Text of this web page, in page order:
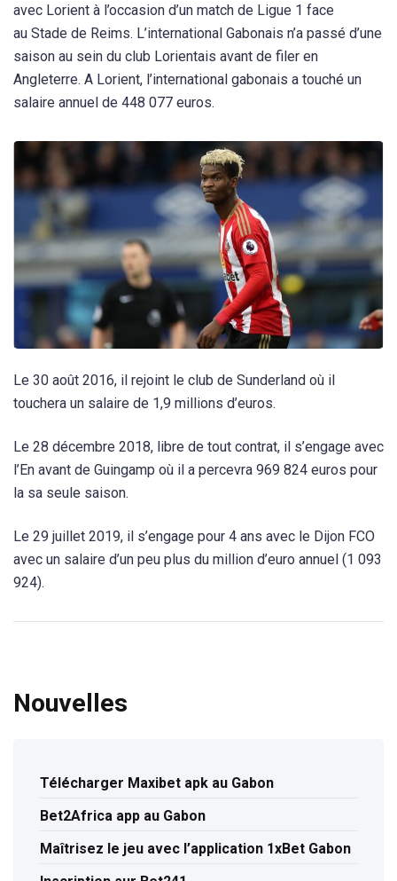
avec Lorient à l’occasion d’un match de Ligue 1 face
au Stade de Reims. L’international Gabonais n’a passé d’une
saison au sein du club Lorientais avant de filer en
Angleterre. A Lorient, l’international gabonais a touché un
salaire annuel de 448 077 euros.
Le 30 août 2016, il rejoint le club de Sunderland où il
touchera un salaire de 1,9 millions d’euros.
Le 28 décembre 2018, libre de tout contrat, il s’engage avec
l’En avant de Guingamp où il a percevra 969 824 euros pour
la sa seule saison.
Le 29 juillet 2019, il s’engage pour 4 ans avec le Dijon FCO
avec un salaire d’un peu plus du million d’euro annuel (1 093
924).
Nouvelles
Télécharger Maxibet apk au Gabon
Bet2Africa app au Gabon
Maîtrisez le jeu avec l’application 1xBet Gabon